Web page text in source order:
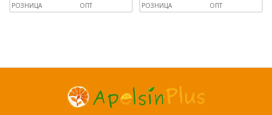
РОЗНИЦА ОПТ РОЗНИЦА ОПТ